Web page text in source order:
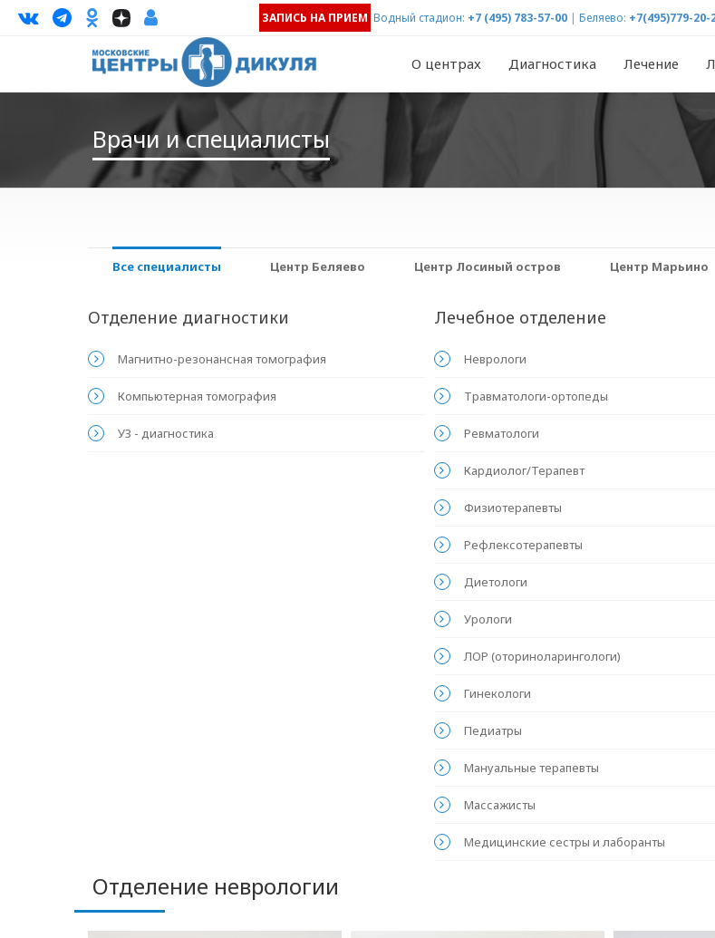
ЗАПИСЬ НА ПРИЕМ Водный стадион: +7 (495) 783-57-00 | Беляево: +7(495)779-20-
О центрах Диагностика Лечение
Врачи и специалисты
Все специалисты Центр Беляево Центр Лосиный остров Центр Марьино
Отделение диагностики
Магнитно-резонансная томография
Компьютерная томография
УЗ - диагностика
Лечебное отделение
Неврологи
Травматологи-ортопеды
Ревматологи
Кардиолог/Терапевт
Физиотерапевты
Рефлексотерапевты
Диетологи
Урологи
ЛОР (оториноларингологи)
Гинекологи
Педиатры
Мануальные терапевты
Массажисты
Медицинские сестры и лаборанты
Отделение неврологии